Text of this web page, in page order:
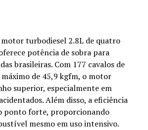
turbodiesel 2.8L de quatro
potência de sobra para
brasileiras. Com 177 cavalos de
de 45,9 kgfm, o motor
superior, especialmente em
Além disso, a eficiência
ponto forte, proporcionando
mesmo em uso intensivo.